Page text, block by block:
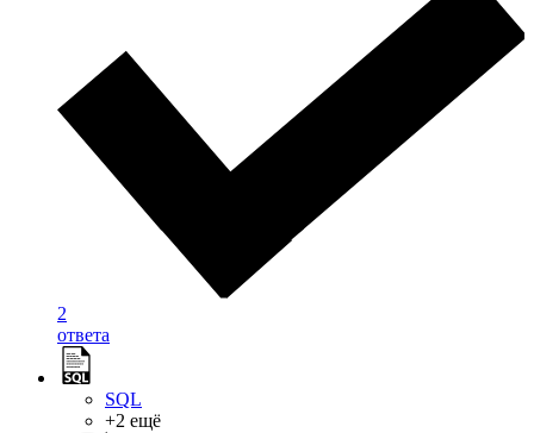
2
ответа
SQL
+2 ещё